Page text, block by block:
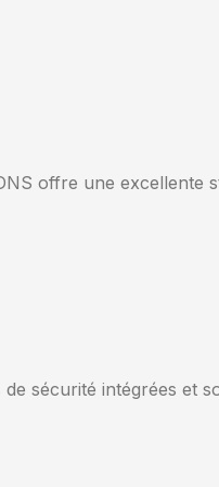
offre une excellente
sécurité intégrées et